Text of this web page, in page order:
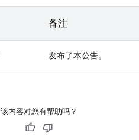
备注
发布了本公告。
该内容对您有帮助吗？